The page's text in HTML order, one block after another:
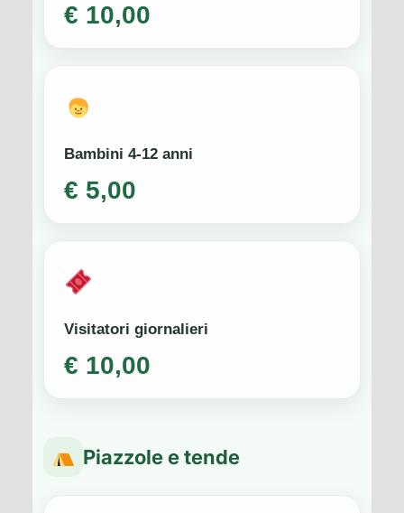
€ 10,00
Bambini 4-12 anni
€ 5,00
Visitatori giornalieri
€ 10,00
Piazzole e tende